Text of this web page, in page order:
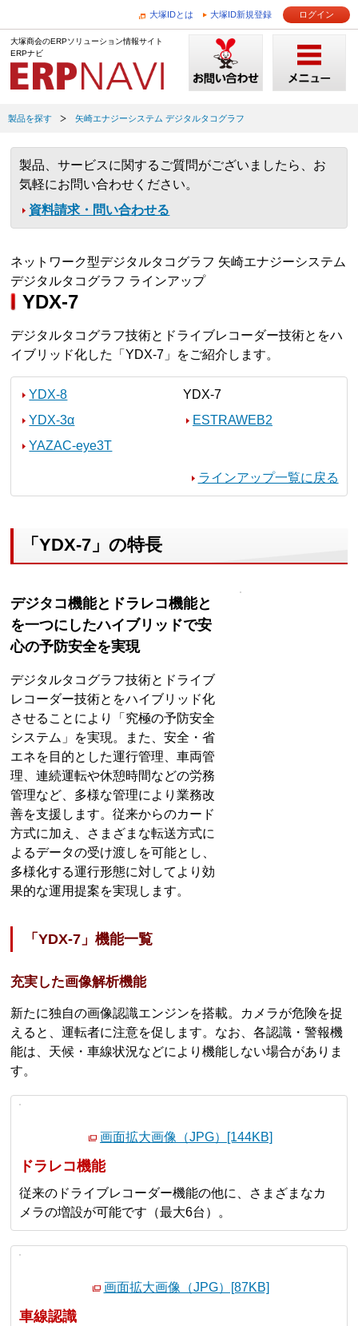
大塚IDとは 大塚ID新規登録 ログイン
大塚商会のERPソリューション情報サイト
ERPナビ
製品を探す 矢崎エナジーシステム デジタルタコグラフ
製品、サービスに関するご質問がございましたら、お
気軽にお問い合わせください。
資料請求・問い合わせる
ネットワーク型デジタルタコグラフ 矢崎エナジーシステム
デジタルタコグラフ ラインアップ
YDX-7
デジタルタコグラフ技術とドライブレコーダー技術とをハ
イブリッド化した「YDX-7」をご紹介します。
YDX-8
YDX-7
YDX-3α
ESTRAWEB2
YAZAC-eye3T
ラインアップ一覧に戻る
「YDX-7」の特長
デジタコ機能とドラレコ機能と
を一つにしたハイブリッドで安
心の予防安全を実現
デジタルタコグラフ技術とドライブ
レコーダー技術とをハイブリッド化
させることにより「究極の予防安全
システム」を実現。また、安全・省
エネを目的とした運行管理、車両管
理、連続運転や休憩時間などの労務
管理など、多様な管理により業務改
善を支援します。従来からのカード
方式に加え、さまざまな転送方式に
よるデータの受け渡しを可能とし、
多様化する運行形態に対してより効
果的な運用提案を実現します。
「YDX-7」機能一覧
充実した画像解析機能
新たに独自の画像認識エンジンを搭載。カメラが危険を捉
えると、運転者に注意を促します。なお、各認識・警報機
能は、天候・車線状況などにより機能しない場合がありま
す。
画面拡大画像（JPG）[144KB]
ドラレコ機能
従来のドライブレコーダー機能の他に、さまざまなカ
メラの増設が可能です（最大6台）。
画面拡大画像（JPG）[87KB]
車線認識